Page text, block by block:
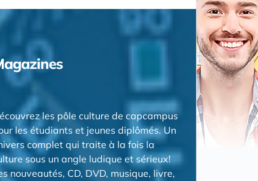
les pôle culture de capcampus
les étudiants et jeunes diplômés. Un
complet qui traite à la fois la
sous un angle ludique et sérieux!
nouveautés, CD, DVD, musique, livre,